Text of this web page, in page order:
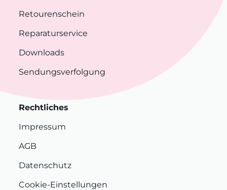
Retourenschein
Reparaturservice
Downloads
Sendungsverfolgung
Rechtliches
Impressum
AGB
Datenschutz
Cookie-Einstellungen